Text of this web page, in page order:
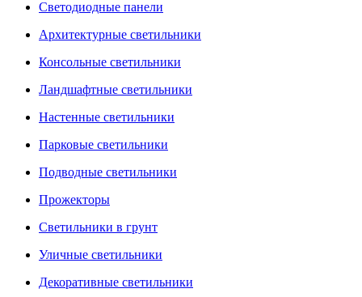
Светодиодные панели
Архитектурные светильники
Консольные светильники
Ландшафтные светильники
Настенные светильники
Парковые светильники
Подводные светильники
Прожекторы
Светильники в грунт
Уличные светильники
Декоративные светильники